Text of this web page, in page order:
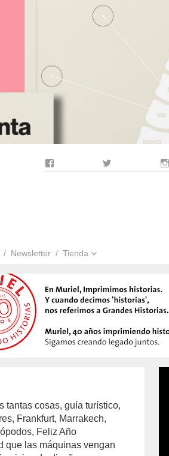
Newsletter Tienda
tantas cosas, guía turístico,
Frankfurt, Marrakech,
Feliz Año
que las máquinas vengan